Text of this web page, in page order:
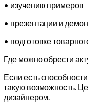
• изучению примеров
• презентации и
• подготовке
Где можно обрести
Если есть
такую возможность.
дизайнером.